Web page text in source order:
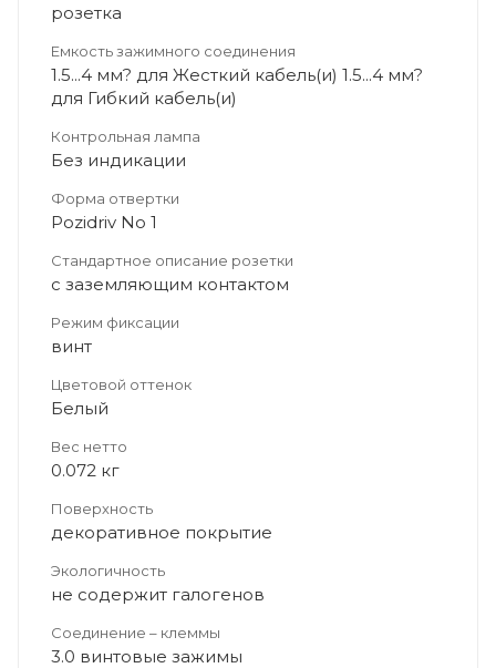
розетка
Емкость зажимного соединения
1.5...4 мм? для Жесткий кабель(и) 1.5...4 мм?
для Гибкий кабель(и)
Контрольная лампа
Без индикации
Форма отвертки
Pozidriv No 1
Стандартное описание розетки
с заземляющим контактом
Режим фиксации
винт
Цветовой оттенок
Белый
Вес нетто
0.072 кг
Поверхность
декоративное покрытие
Экологичность
не содержит галогенов
Соединение – клеммы
3.0 винтовые зажимы